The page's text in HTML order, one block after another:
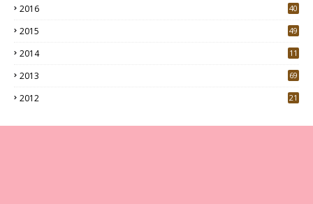
2016
40
2015
49
2014 11
2013 69
2012 21